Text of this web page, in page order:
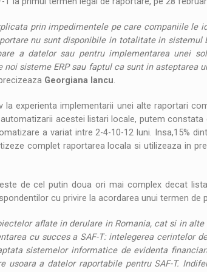
prin impedimentele pe care companiile le
nu sunt disponibile in totalitate in sistemul
a datelor sau pentru implementarea unei
noi sisteme ERP sau faptul ca sunt in asteptarea
Georgiana Iancu.
la experienta implementarii unei alte raportari
acestei listari locale, putem
a variat intre 2-4-10-12 luni. Insa,15%
complet raportarea locala si utilizeaza in
de cel putin doua ori mai complex decat
cu privire la acordarea unui termen de
aflate in derulare in Romania, cat si in
cu succes a SAF-T: intelegerea cerintelor
sistemelor informatice de evidenta
usoara a datelor raportabile pentru SAF-T.